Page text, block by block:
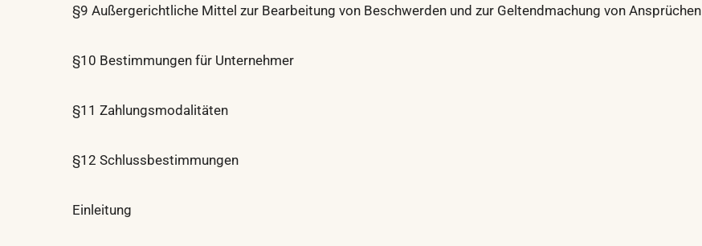
§9 Außergerichtliche Mittel zur Bearbeitung von Beschwerden und zur Geltendmachung von Ansprüchen
§10 Bestimmungen für Unternehmer
§11 Zahlungsmodalitäten
§12 Schlussbestimmungen
Einleitung